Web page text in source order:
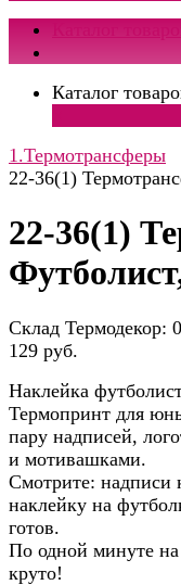
Каталог
1.Термотрансферы
22-36(1)
22-36(1)
Склад Термодекор:
129 руб.
Наклейка
Термопринт для
пару надписей,
и мотивашками.
Смотрите: надписи
наклейку на
готов.
По одной минуте
круто!